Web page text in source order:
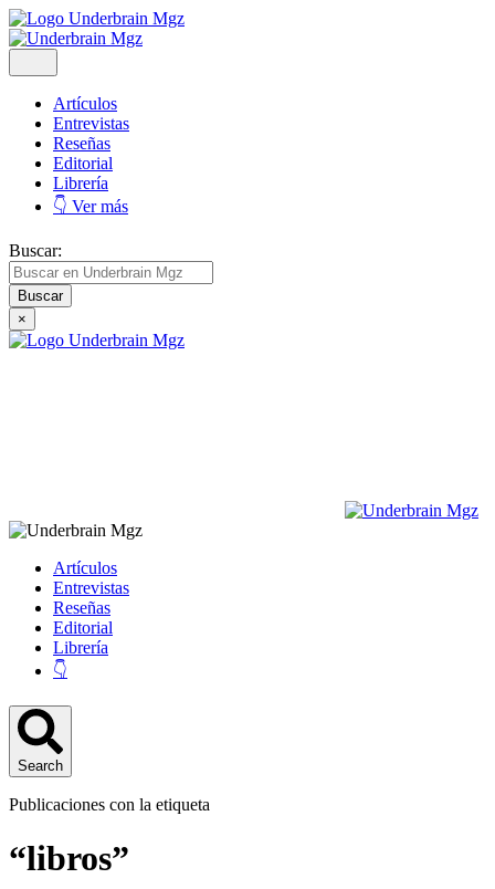
Artículos
Entrevistas
Reseñas
Editorial
Librería
👇 Ver más
Buscar:
×
Artículos
Entrevistas
Reseñas
Editorial
Librería
👇
Search
Publicaciones con la etiqueta
“libros”